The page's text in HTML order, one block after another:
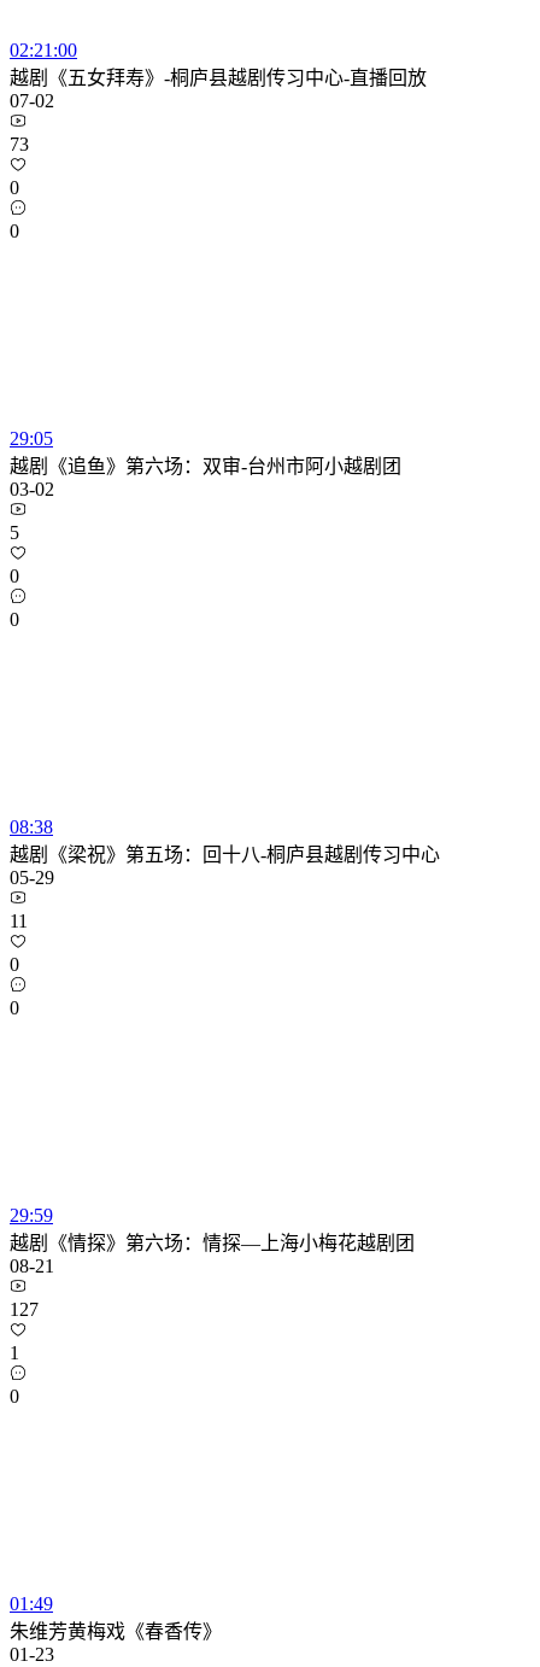
02:21:00
越剧《五女拜寿》-桐庐县越剧传习中心-直播回放
07-02
73
0
0
29:05
越剧《追鱼》第六场：双审-台州市阿小越剧团
03-02
5
0
0
08:38
越剧《梁祝》第五场：回十八-桐庐县越剧传习中心
05-29
11
0
0
29:59
越剧《情探》第六场：情探—上海小梅花越剧团
08-21
127
1
0
01:49
朱维芳黄梅戏《春香传》
01-23